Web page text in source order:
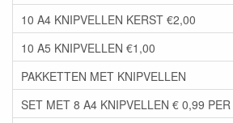
10 A4 KNIPVELLEN KERST €2,00
10 A5 KNIPVELLEN €1,00
PAKKETTEN MET KNIPVELLEN
SET MET 8 A4 KNIPVELLEN € 0,99